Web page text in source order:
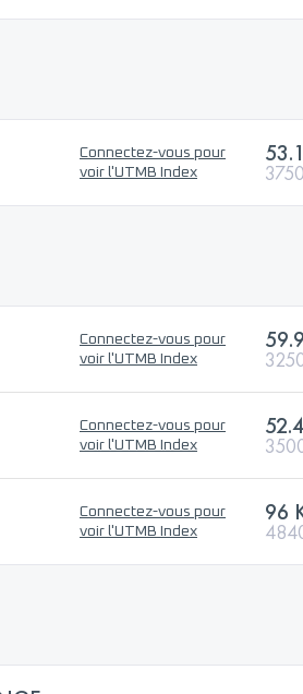
Connectez-vous pour
voir l'UTMB Index
Connectez-vous pour
voir l'UTMB Index
Connectez-vous pour
voir l'UTMB Index
Connectez-vous pour
voir l'UTMB Index
96